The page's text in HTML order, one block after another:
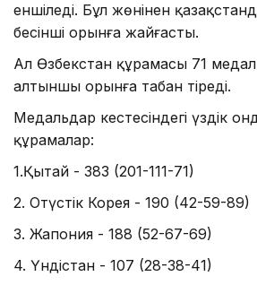
еншіледі. Бұл жөнінен
бесінші орынға жайғасты.
Ал Өзбекстан құрамасы 71
алтыншы орынға табан тіреді.
Медальдар кестесіндегі үздік
құрамалар:
1.Қытай - 383 (201-111-71)
2. Оңтүстік Корея - 190 (42-59-89)
3. Жапония - 188 (52-67-69)
4. Үндістан - 107 (28-38-41)